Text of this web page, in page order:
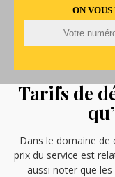
ON
Tarifs de
Dans le domaine de
prix du service est
aussi noter que